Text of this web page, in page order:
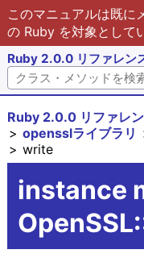
このマニュアルは既に
の Ruby を対象として
Ruby 2.0.0 リファレン
Ruby 2.0.0 リファレ
opensslライブラリ
write
instance